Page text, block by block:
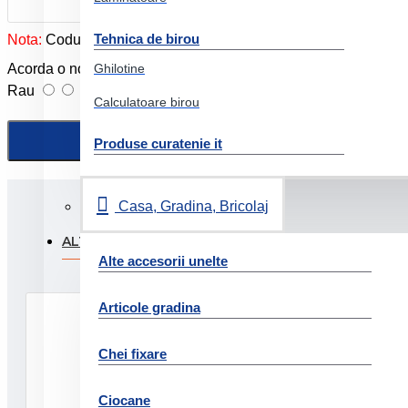
Tehnica de birou
Ghilotine
Calculatoare birou
Produse curatenie it
Casa, Gradina, Bricolaj
Alte accesorii unelte
Articole gradina
Chei fixare
Ciocane
Nota: Codul HTML este citit ca şi text!
Acorda o nota produslui:
Rau
ALTI CLIENTI AU FOST INTERESATI SI DE: